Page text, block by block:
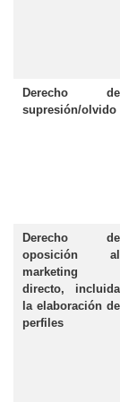
Derecho de
supresión/olvido
Derecho de
oposición al
marketing
directo, incluida
la elaboración de
perfiles